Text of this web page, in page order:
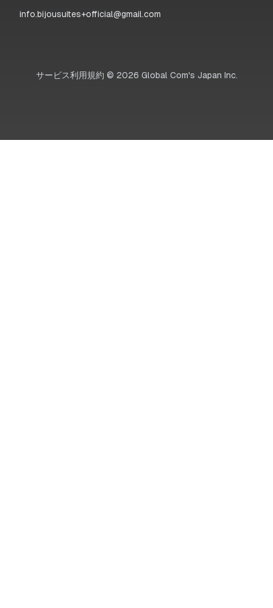
info.bijousuites+official@gmail.com
サービス利用規約 © 2026 Global Com's Japan Inc.